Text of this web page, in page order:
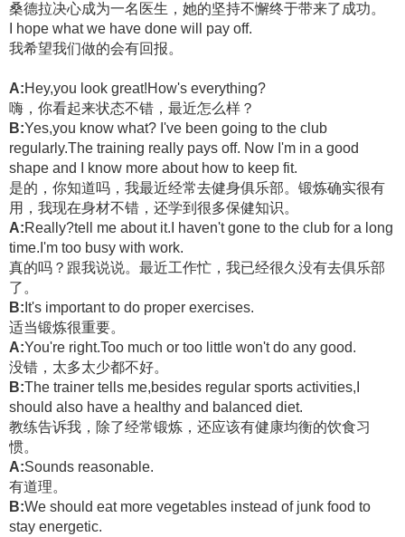
桑德拉决心成为一名医生，她的坚持不懈终于带来了成功。
I hope what we have done will pay off.
我希望我们做的会有回报。
A:Hey,you look great!How's everything?
嗨，你看起来状态不错，最近怎么样？
B:Yes,you know what? I've been going to the club
regularly.The training really pays off. Now I'm in a good
shape and I know more about how to keep fit.
是的，你知道吗，我最近经常去健身俱乐部。锻炼确实很有
用，我现在身材不错，还学到很多保健知识。
A:Really?tell me about it.I haven't gone to the club for a long
time.I'm too busy with work.
真的吗？跟我说说。最近工作忙，我已经很久没有去俱乐部
了。
B: It's important to do proper exercises.
适当锻炼很重要。
A:You're right.Too much or too little won't do any good.
没错，太多太少都不好。
B:The trainer tells me,besides regular sports activities,I
should also have a healthy and balanced diet.
教练告诉我，除了经常锻炼，还应该有健康均衡的饮食习
惯。
A:Sounds reasonable.
有道理。
B:We should eat more vegetables instead of junk food to
stay energetic.